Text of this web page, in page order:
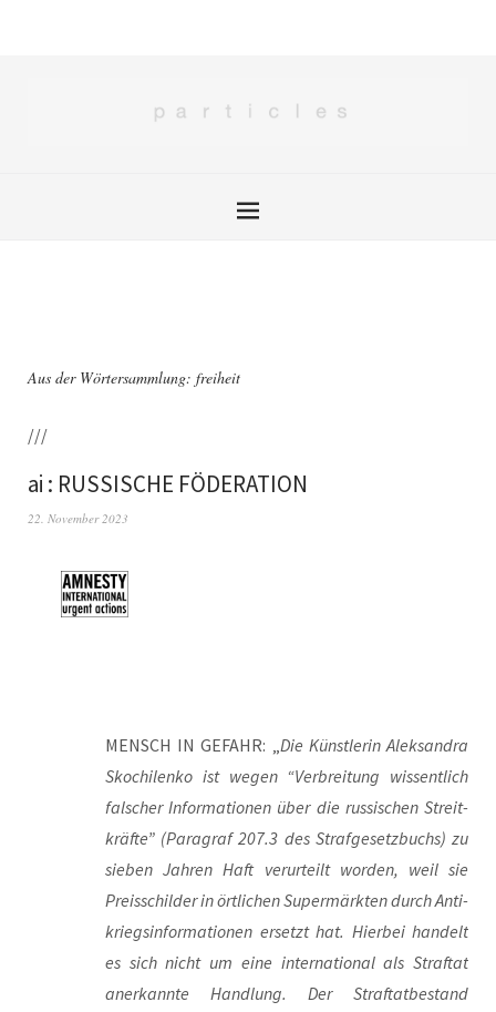
Aus der Wörtersammlung: freiheit
///
ai : RUSSISCHE FÖDERATION
22. November 2023
MENSCH IN GEFAHR: „Die Künst­le­rin Alek­san­dra
Skoch­i­len­ko ist wegen “Ver­brei­tung wis­sent­lich
fal­scher Infor­ma­tio­nen über die rus­si­schen Streit­
kräf­te” (Para­graf 207.3 des Straf­ge­setz­buchs) zu
sie­ben Jah­ren Haft ver­ur­teilt wor­den, weil sie
Preis­schil­der in ört­li­chen Super­märk­ten durch Anti­
kriegs­in­for­ma­tio­nen ersetzt hat. Hier­bei han­delt
es sich nicht um eine inter­na­tio­nal als Straf­tat
aner­kann­te Hand­lung. Der Straf­tat­be­stand